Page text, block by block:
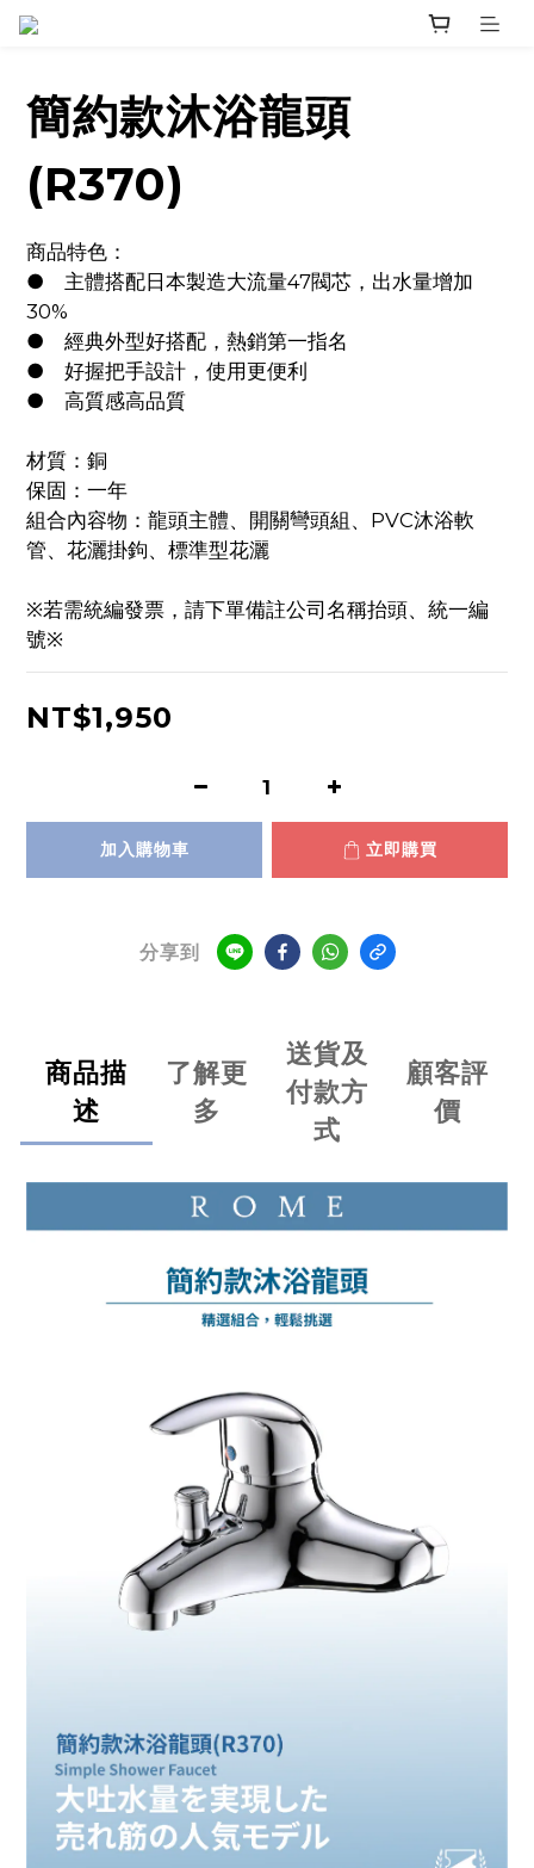
簡約款沐浴龍頭
(R370)
商品特色：
●	主體搭配日本製造大流量47閥芯，出水量增加
30%
●	經典外型好搭配，熱銷第一指名
●	好握把手設計，使用更便利
●	高質感高品質
材質：銅
保固：一年
組合內容物：龍頭主體、開關彎頭組、PVC沐浴軟
管、花灑掛鉤、標準型花灑
※若需統編發票，請下單備註公司名稱抬頭、統一編
號※
NT$1,950
加入購物車 立即購買
分享到
商品描
述
了解更
多
送貨及
付款方
式
顧客評
價